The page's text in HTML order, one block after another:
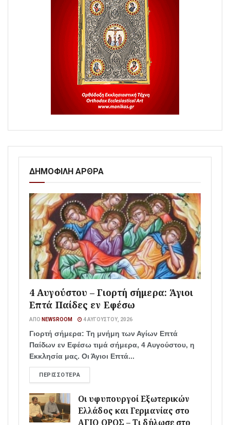
ΔΗΜΟΦΙΛΗ ΑΡΘΡΑ
4 Αυγούστου – Γιορτή σήμερα: Άγιοι
Επτά Παίδες εν Εφέσω
ΑΠΌ NEWSROOM 4 ΑΥΓΟΎΣΤΟΥ, 2026
Γιορτή σήμερα: Τη μνήμη των Αγίων Επτά
Παίδων εν Εφέσω τιμά σήμερα, 4 Αυγούστου, η
Εκκλησία μας. Οι Άγιοι Επτά...
ΠΕΡΙΣΣΌΤΕΡΑ
Οι υφυπουργοί Εξωτερικών
Ελλάδος και Γερμανίας στο
ΑΓΙΟ ΟΡΟΣ – Τι δήλωσε στο